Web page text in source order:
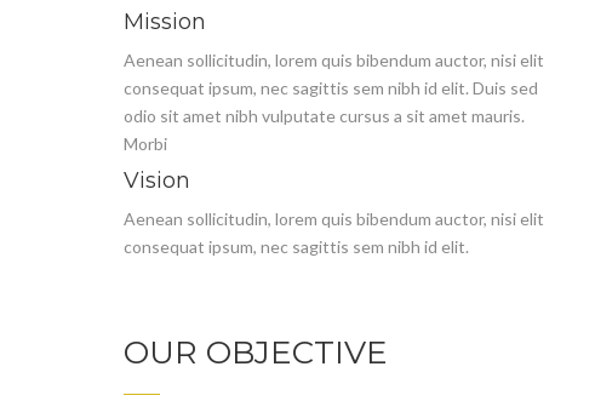
Mission
Aenean sollicitudin, lorem quis bibendum auctor, nisi elit
consequat ipsum, nec sagittis sem nibh id elit. Duis sed
odio sit amet nibh vulputate cursus a sit amet mauris.
Morbi
Vision
Aenean sollicitudin, lorem quis bibendum auctor, nisi elit
consequat ipsum, nec sagittis sem nibh id elit.
OUR OBJECTIVE